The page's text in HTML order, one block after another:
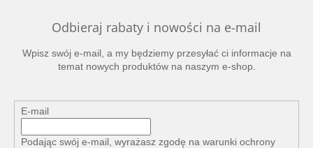
Odbieraj rabaty i nowości na e-mail
Wpisz swój e-mail, a my będziemy przesyłać ci informacje na
temat nowych produktów na naszym e-shop.
E-mail
Podając swój e-mail, wyrażasz zgodę na warunki ochrony